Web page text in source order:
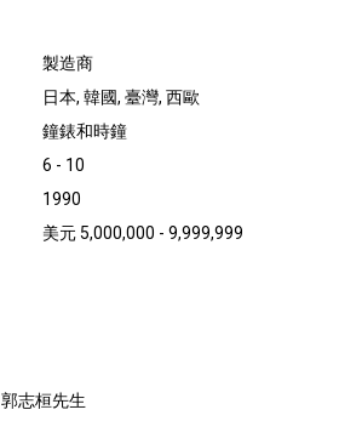
製造商
日本, 韓國, 臺灣, 西歐
鐘錶和時鐘
6 - 10
1990
美元 5,000,000 - 9,999,999
郭志桓先生